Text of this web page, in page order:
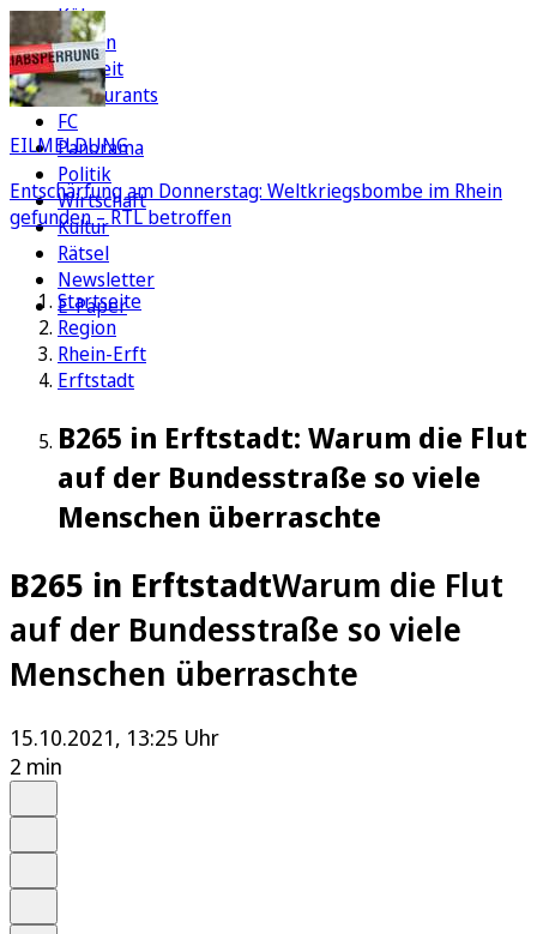
Köln
Region
Freizeit
Restaurants
FC
Panorama
Politik
Wirtschaft
Kultur
Rätsel
Newsletter
E-Paper
EILMELDUNG
Entschärfung am Donnerstag: Weltkriegsbombe im Rhein
gefunden – RTL betroffen
Startseite
Region
Rhein-Erft
Erftstadt
B265 in Erftstadt: Warum die Flut
auf der Bundesstraße so viele
Menschen überraschte
B265 in ErftstadtWarum die Flut
auf der Bundesstraße so viele
Menschen überraschte
15.10.2021, 13:25 Uhr
2 min